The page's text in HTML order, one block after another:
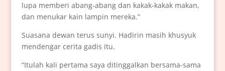
lupa memberi abang-abang dan kakak-kakak makan,
dan menukar kain lampin mereka.”
Suasana dewan terus sunyi. Hadirin masih khusyuk
mendengar cerita gadis itu.
“Itulah kali pertama saya ditinggalkan bersama-sama